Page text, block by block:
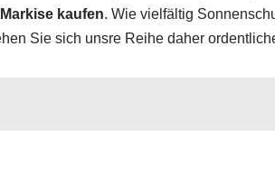
kaufen. Wie vielfältig
Sie sich unsre Reihe daher